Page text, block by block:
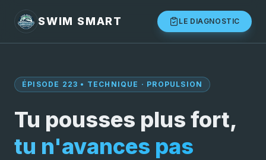
SWIM SMART LE DIAGNOSTIC
ÉPISODE 223 • TECHNIQUE · PROPULSION
Tu pousses plus fort,
tu n'avances pas